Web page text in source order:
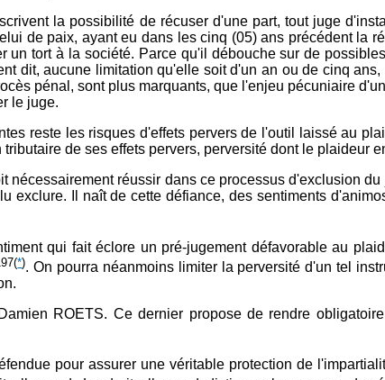
la possibilité de récuser d'une part, tout juge
de paix, ayant eu dans les cinq (05) ans précédent la
tort à la société. Parce qu'il débouche sur de
dit, aucune limitation qu'elle soit d'un an ou de cinq
pénal, sont plus marquants, que l'enjeu pécuniaire
le juge.
reste les risques d'effets pervers de l'outil laissé au
de ses effets pervers, perversité dont le plaideur
nécessairement réussir dans ce processus d'exclusion
exclure. Il naît de cette défiance, des sentiments
qui fait éclore un pré-jugement défavorable au
(*). On pourra néanmoins limiter la perversité d'un tel
ROETS. Ce dernier propose de rendre
pour assurer une véritable protection de